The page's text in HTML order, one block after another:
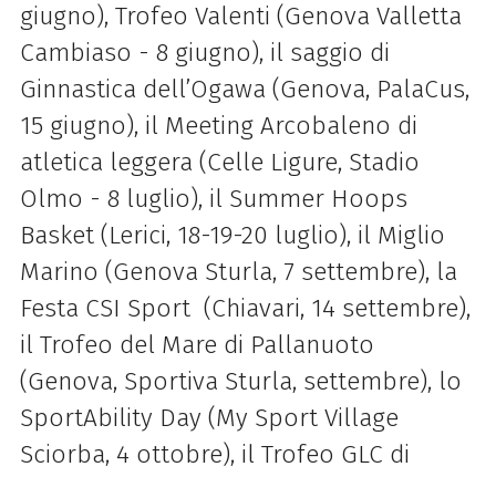
giugno), Trofeo Valenti (Genova Valletta
Cambiaso - 8 giugno), il saggio di
Ginnastica dell’Ogawa (Genova, PalaCus,
15 giugno), il Meeting Arcobaleno di
atletica leggera (Celle Ligure, Stadio
Olmo - 8 luglio), il Summer Hoops
Basket (Lerici, 18-19-20 luglio), il Miglio
Marino (Genova Sturla, 7 settembre), la
Festa CSI Sport (Chiavari, 14 settembre),
il Trofeo del Mare di Pallanuoto
(Genova, Sportiva Sturla, settembre), lo
SportAbility Day (My Sport Village
Sciorba, 4 ottobre), il Trofeo GLC di